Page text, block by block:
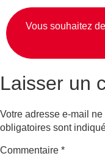
Vous souhaitez
Laisser un
Votre adresse e-mail
obligatoires sont
Commentaire *